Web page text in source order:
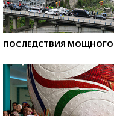
ПОСЛЕДСТВИЯ МОЩНОГО